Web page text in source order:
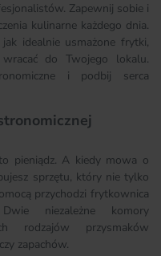
Zapewnij sobie i
kulinarne każdego dnia.
idealnie usmażone frytki,
do Twojego lokalu.
i podbij serca
pieniądz. A kiedy mowa o
sprzętu, który nie tylko
przychodzi frytkownica
niezależne komory
rodzajów przysmaków
zapachów.